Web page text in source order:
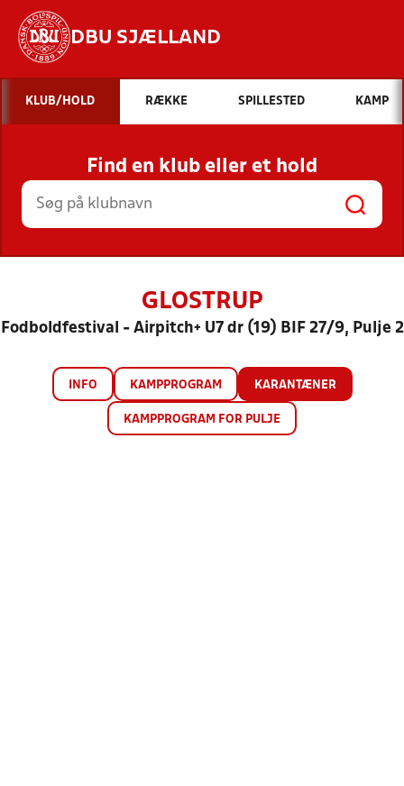
DBU SJÆLLAND
Hvad vil du søge efter?
INDHOLD OG NYHEDER
STILLINGER, RESULTATER, KLUBBER OG
HOLD
KLUB/HOLD RÆKKE SPILLESTED KAMP
Find en klub eller et hold
GLOSTRUP
Fodboldfestival - Airpitch+ U7 dr (19) BIF 27/9, Pulje 2
INFO KAMPPROGRAM KARANTÆNER
KAMPPROGRAM FOR PULJE